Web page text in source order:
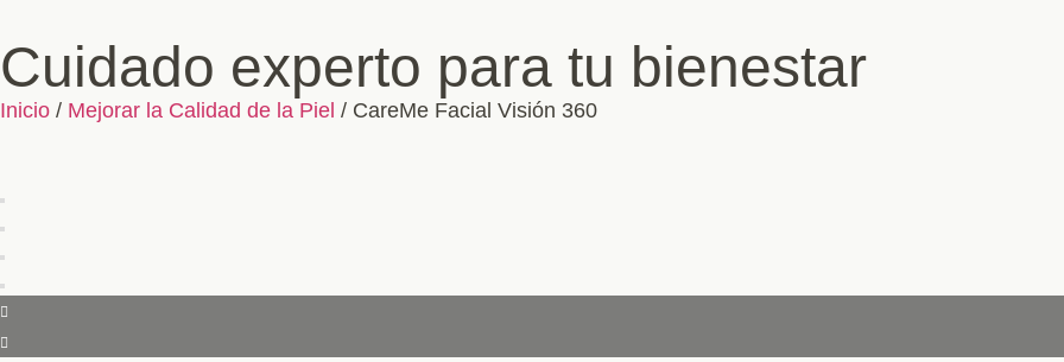
Cuidado experto para tu bienestar
Inicio / Mejorar la Calidad de la Piel / CareMe Facial Visión 360